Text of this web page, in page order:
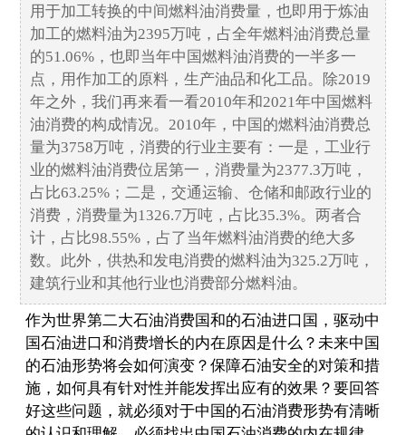
用于加工转换的中间燃料油消费量，也即用于炼油
加工的燃料油为2395万吨，占全年燃料油消费总量
的51.06%，也即当年中国燃料油消费的一半多一
点，用作加工的原料，生产油品和化工品。除2019
年之外，我们再来看一看2010年和2021年中国燃料
油消费的构成情况。2010年，中国的燃料油消费总
量为3758万吨，消费的行业主要有：一是，工业行
业的燃料油消费位居第一，消费量为2377.3万吨，
占比63.25%；二是，交通运输、仓储和邮政行业的
消费，消费量为1326.7万吨，占比35.3%。两者合
计，占比98.55%，占了当年燃料油消费的绝大多
数。此外，供热和发电消费的燃料油为325.2万吨，
建筑行业和其他行业也消费部分燃料油。
作为世界第二大石油消费国和的石油进口国，驱动中
国石油进口和消费增长的内在原因是什么？未来中国
的石油形势将会如何演变？保障石油安全的对策和措
施，如何具有针对性并能发挥出应有的效果？要回答
好这些问题，就必须对于中国的石油消费形势有清晰